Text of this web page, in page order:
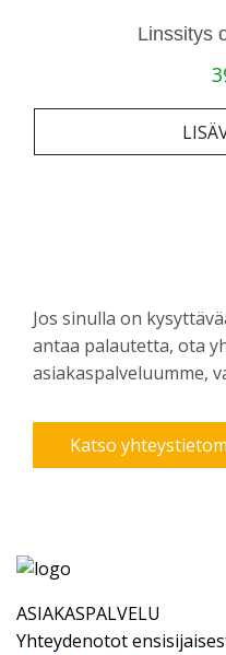
Linssitys
Jos sinulla on
antaa palautetta, ota
asiakaspalveluumme,
Katso
ASIAKASPALVELU
Yhteydenotot